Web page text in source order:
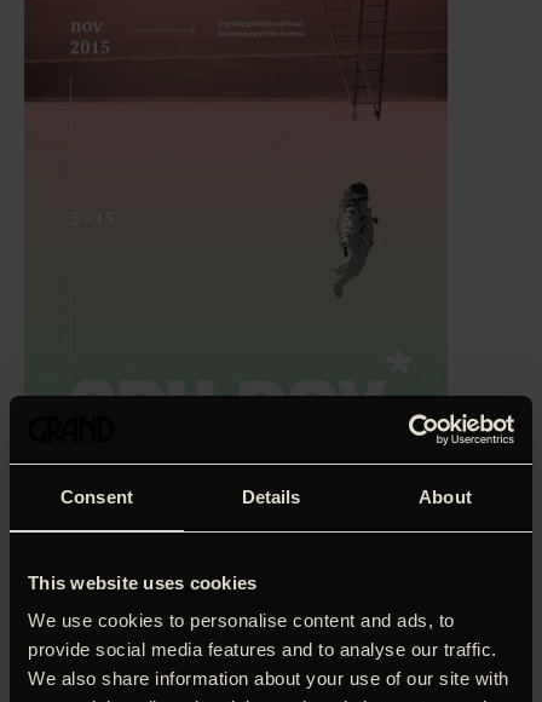
Consent Details About
This website uses cookies
We use cookies to personalise content and ads, to
provide social media features and to analyse our traffic.
We also share information about your use of our site with
i den helt store skala om forholdet imellem syn og viden –
fra øjets
indre til Mars, og til droneangreb og overvågning. Der
trækkes tråde fra nethindens fine blodbaner over en